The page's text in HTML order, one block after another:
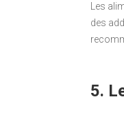
Les
des
5.